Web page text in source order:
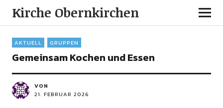
Kirche Obernkirchen
AKTUELL GRUPPEN
Gemeinsam Kochen und Essen
VON
21. FEBRUAR 2026